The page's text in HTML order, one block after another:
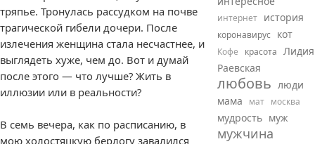
тряпье. Тронулась рассудком на почве
трагической гибели дочери. После
излечения женщина стала несчастнее, и
выглядеть хуже, чем до. Вот и думай
после этого — что лучше? Жить в
иллюзии или в реальности?
В семь вечера, как по расписанию, в
мою холостяцкую берлогу завалился
интернет история
коронавирус кот
Кофе красота Лидия
Раевская
любовь люди
мама
мат москва
мудрость муж
мужчина